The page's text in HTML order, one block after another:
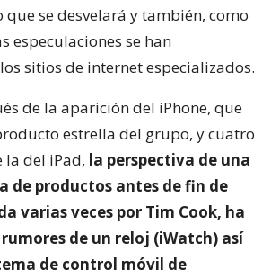
se desvelará y también, como
especulaciones se han
sitios de internet especializados.
de la aparición del iPhone, que
estrella del grupo, y cuatro
la del iPad, la perspectiva de una
de productos antes de fin de
varias veces por Tim Cook, ha
de un reloj (iWatch) así
de control móvil de